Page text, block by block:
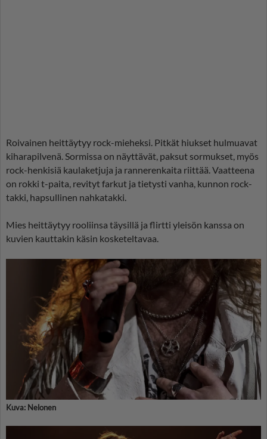
Roivainen heittäytyy rock-mieheksi. Pitkät hiukset hulmuavat
kiharapilvenä. Sormissa on näyttävät, paksut sormukset, myös
rock-henkisiä kaulaketjuja ja rannerenkaita riittää. Vaatteena
on rokki t-paita, revityt farkut ja tietysti vanha, kunnon rock-
takki, hapsullinen nahkatakki.
Mies heittäytyy rooliinsa täysillä ja flirtti yleisön kanssa on
kuvien kauttakin käsin kosketeltavaa.
Kuva: Nelonen